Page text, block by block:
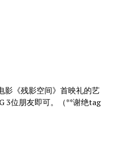
影《残影空间》首映礼的艺
3位朋友即可。（**谢绝tag